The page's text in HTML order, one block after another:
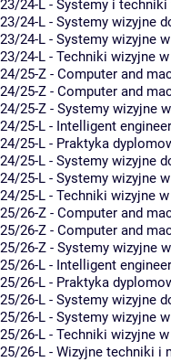
23/24-L - Systemy i techniki
23/24-L - Systemy wizyjne
23/24-L - Systemy wizyjne
23/24-L - Techniki wizyjne
24/25-Z - Computer and
24/25-Z - Computer and
24/25-Z - Systemy wizyjne
24/25-L - Intelligent
24/25-L - Praktyka
24/25-L - Systemy wizyjne
24/25-L - Systemy wizyjne
24/25-L - Techniki wizyjne
25/26-Z - Computer and
25/26-Z - Computer and
25/26-Z - Systemy wizyjne
25/26-L - Intelligent
25/26-L - Praktyka
25/26-L - Systemy wizyjne
25/26-L - Systemy wizyjne
25/26-L - Techniki wizyjne
25/26-L - Wizyjne techniki i